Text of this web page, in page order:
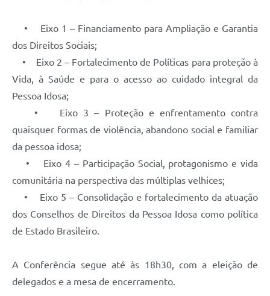
• Eixo 1 – Financiamento para Ampliação e Garantia
dos Direitos Sociais;
• Eixo 2 – Fortalecimento de Políticas para proteção à
Vida, à Saúde e para o acesso ao cuidado integral da
Pessoa Idosa;
• Eixo 3 – Proteção e enfrentamento contra
quaisquer formas de violência, abandono social e familiar
da pessoa idosa;
• Eixo 4 – Participação Social, protagonismo e vida
comunitária na perspectiva das múltiplas velhices;
• Eixo 5 – Consolidação e fortalecimento da atuação
dos Conselhos de Direitos da Pessoa Idosa como política
de Estado Brasileiro.
A Conferência segue até às 18h30, com a eleição de
delegados e a mesa de encerramento.